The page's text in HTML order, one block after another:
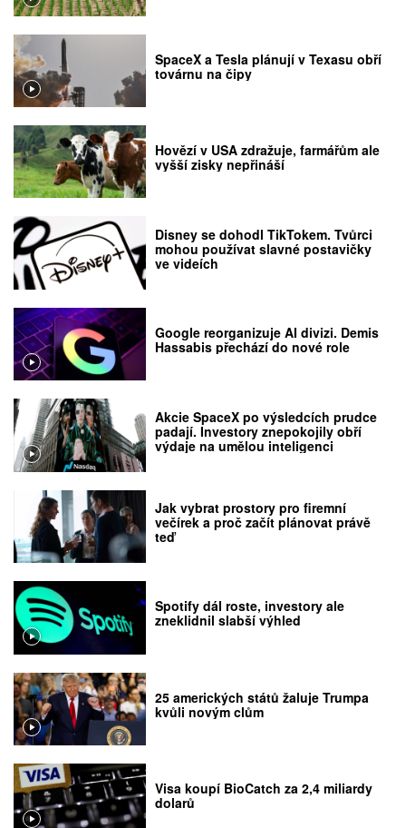
SpaceX a Tesla plánují v Texasu obří
továrnu na čipy
Hovězí v USA zdražuje, farmářům ale
vyšší zisky nepřináší
Disney se dohodl TikTokem. Tvůrci
mohou používat slavné postavičky
ve videích
Google reorganizuje AI divizi. Demis
Hassabis přechází do nové role
Akcie SpaceX po výsledcích prudce
padají. Investory znepokojily obří
výdaje na umělou inteligenci
Jak vybrat prostory pro firemní
večírek a proč začít plánovat právě
teď
Spotify dál roste, investory ale
zneklidnil slabší výhled
25 amerických států žaluje Trumpa
kvůli novým clům
Visa koupí BioCatch za 2,4 miliardy
dolarů